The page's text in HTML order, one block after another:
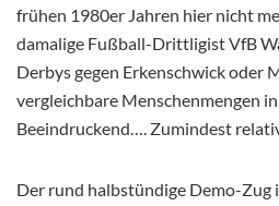
frühen 1980er Jahren hier nicht
damalige Fußball-Drittligist VfB
Derbys gegen Erkenschwick oder
vergleichbare Menschenmengen
Beeindruckend…. Zumindest
Der rund halbstündige Demo-